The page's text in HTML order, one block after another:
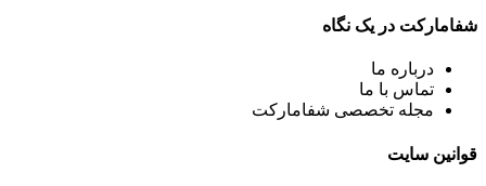
شفامارکت در یک نگاه
درباره ما
تماس با ما
مجله تخصصی شفامارکت
قوانین سایت